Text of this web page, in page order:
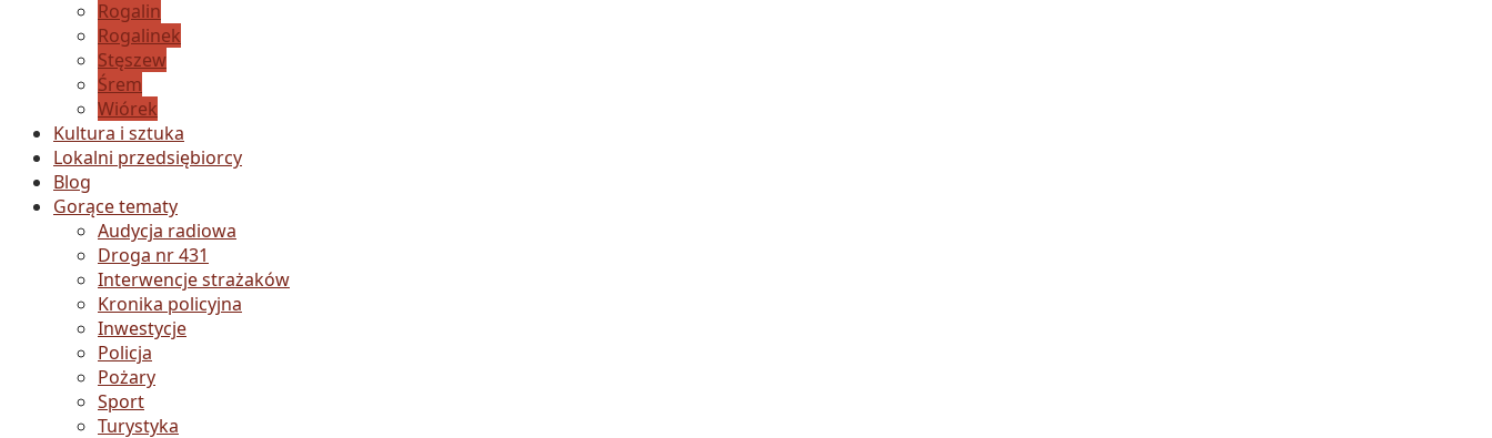
Rogalin
Rogalinek
Stęszew
Śrem
Wiórek
Kultura i sztuka
Lokalni przedsiębiorcy
Blog
Gorące tematy
Audycja radiowa
Droga nr 431
Interwencje strażaków
Kronika policyjna
Inwestycje
Policja
Pożary
Sport
Turystyka